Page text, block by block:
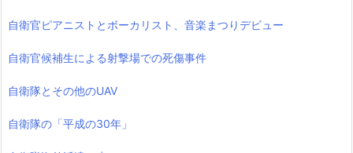
自衛官ピアニストとボーカリスト、音楽まつりデビュー
自衛官候補生による射撃場での死傷事件
自衛隊とその他のUAV
自衛隊の「平成の30年」